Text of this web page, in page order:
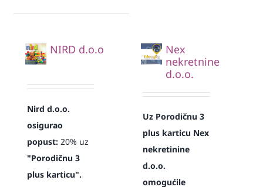
NIRD d.o.o
Nird d.o.o.
osigurao
popust:20% uz
"Porodičnu 3
plus karticu".
Nex
nekretnine
d.o.o.
Uz Porodičnu 3
plus karticu Nex
nekretinine
d.o.o.
omogućile